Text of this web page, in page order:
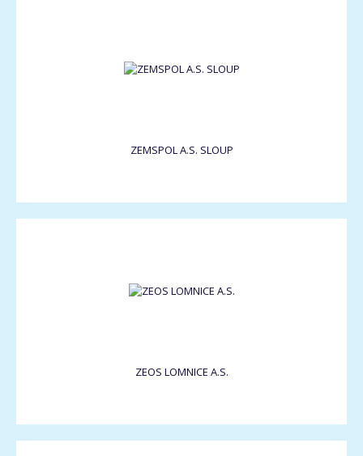
ZEMSPOL A.S. SLOUP
ZEOS LOMNICE A.S.